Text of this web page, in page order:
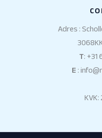
Adres :
T: +31
E :